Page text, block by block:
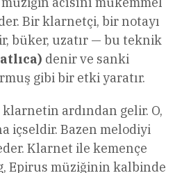
Bir klarnetçi, bir notayı
büker, uzatır — bu teknik
denir ve sanki
gibi bir etki yaratır.
klarnetin ardından gelir. O,
içseldir. Bazen melodiyi
Klarnet ile kemençe
Epirus müziğinin kalbinde